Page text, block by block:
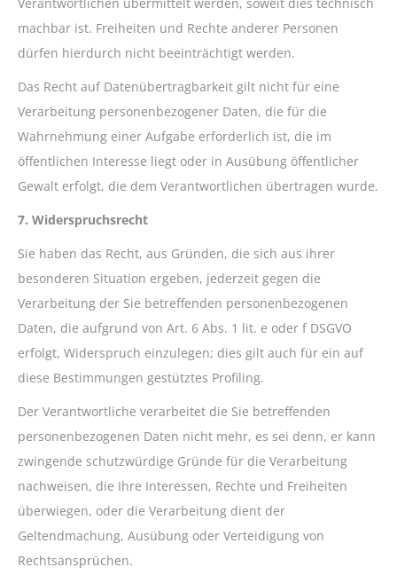
machbar ist. Freiheiten und Rechte anderer Personen
dürfen hierdurch nicht beeinträchtigt werden.
Das Recht auf Datenübertragbarkeit gilt nicht für eine
Verarbeitung personenbezogener Daten, die für die
Wahrnehmung einer Aufgabe erforderlich ist, die im
öffentlichen Interesse liegt oder in Ausübung öffentlicher
Gewalt erfolgt, die dem Verantwortlichen übertragen wurde.
7. Widerspruchsrecht
Sie haben das Recht, aus Gründen, die sich aus ihrer
besonderen Situation ergeben, jederzeit gegen die
Verarbeitung der Sie betreffenden personenbezogenen
Daten, die aufgrund von Art. 6 Abs. 1 lit. e oder f DSGVO
erfolgt, Widerspruch einzulegen; dies gilt auch für ein auf
diese Bestimmungen gestütztes Profiling.
Der Verantwortliche verarbeitet die Sie betreffenden
personenbezogenen Daten nicht mehr, es sei denn, er kann
zwingende schutzwürdige Gründe für die Verarbeitung
nachweisen, die Ihre Interessen, Rechte und Freiheiten
überwiegen, oder die Verarbeitung dient der
Geltendmachung, Ausübung oder Verteidigung von
Rechtsansprüchen.